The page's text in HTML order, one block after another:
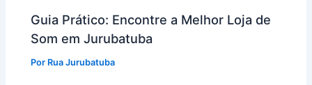
Guia Prático: Encontre a Melhor Loja de
Som em Jurubatuba
Por Rua Jurubatuba